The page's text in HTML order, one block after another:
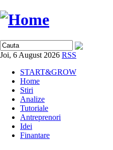
Joi, 6 August 2026 RSS
START&GROW
Home
Stiri
Analize
Tutoriale
Antreprenori
Idei
Finantare